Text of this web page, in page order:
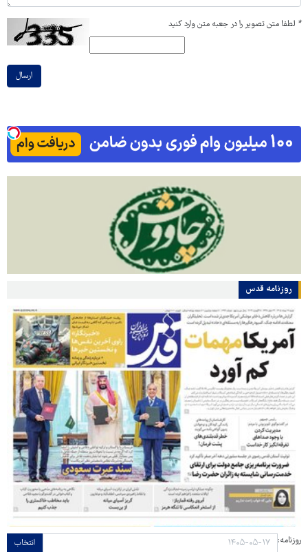
* لطفا متن تصویر را در جعبه متن وارد کنید
ارسال
روزنامه قدس
روزنامه: انتخاب